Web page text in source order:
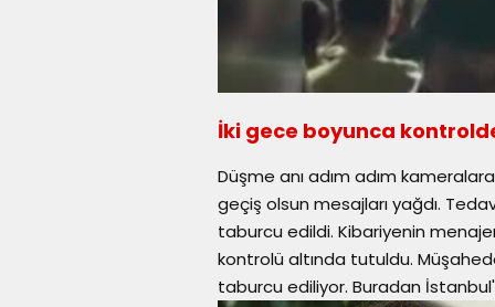
İki gece boyunca
Düşme anı adım adım
geçiş olsun mesajları yağdı.
taburcu edildi. Kibariyenin
kontrolü altında tutuldu.
taburcu ediliyor. Buradan